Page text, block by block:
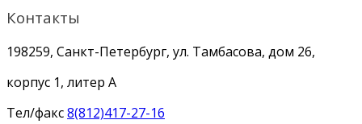
Контакты
198259, Санкт-Петербург, ул. Тамбасова, дом 26,
корпус 1, литер А
Тел/факс8(812)417-27-16